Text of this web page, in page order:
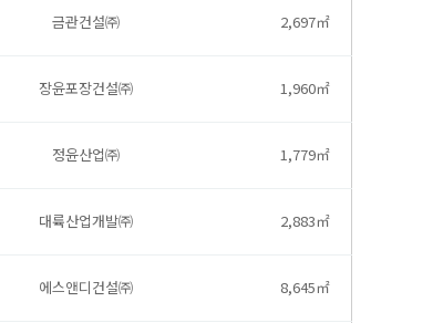
금관건설㈜ 2,697㎡
장윤포장건설㈜ 1,960㎡
정윤산업㈜ 1,779㎡
대륙산업개발㈜ 2,883㎡
에스앤디건설㈜ 8,645㎡